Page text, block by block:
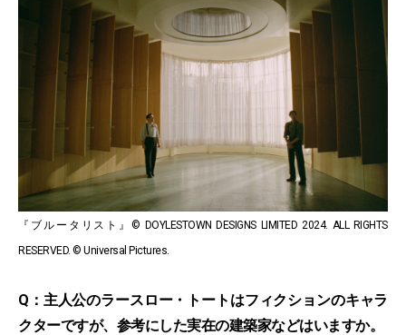
『ブルータリスト』© DOYLESTOWN DESIGNS LIMITED 2024. ALL RIGHTS
RESERVED. © Universal Pictures.
Q：主人公のラースロー・トートはフィクションのキャラ
クターですが、参考にした実在の建築家などはいますか。